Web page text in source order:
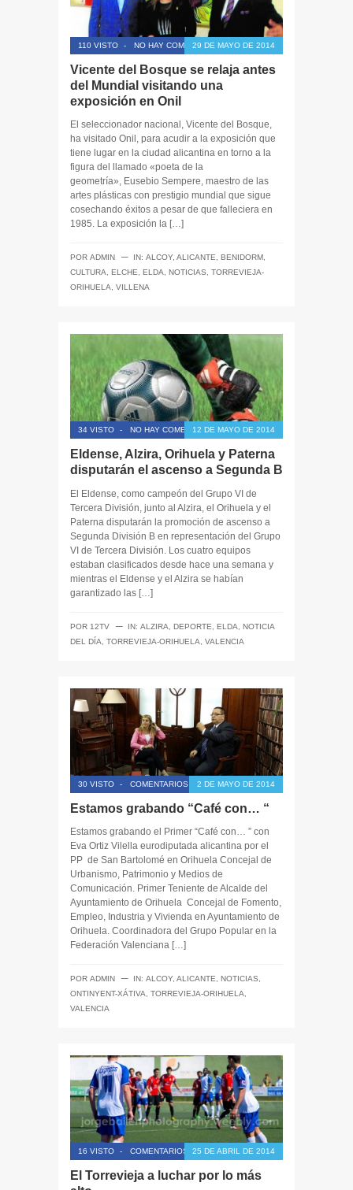
110 VISTO - NO HAY COMENTARIOS29 DE MAYO DE 2014
Vicente del Bosque se relaja antes
del Mundial visitando una
exposición en Onil
El seleccionador nacional, Vicente del Bosque,
ha visitado Onil, para acudir a la exposición que
tiene lugar en la ciudad alicantina en torno a la
figura del llamado «poeta de la
geometría», Eusebio Sempere, maestro de las
artes plásticas con prestigio mundial que sigue
cosechando éxitos a pesar de que falleciera en
1985. La exposición la […]
POR ADMIN ─ IN: ALCOY, ALICANTE, BENIDORM,
CULTURA, ELCHE, ELDA, NOTICIAS, TORREVIEJA-
ORIHUELA, VILLENA
34 VISTO - NO HAY COMENTARIOS12 DE MAYO DE 2014
Eldense, Alzira, Orihuela y Paterna
disputarán el ascenso a Segunda B
El Eldense, como campeón del Grupo VI de
Tercera División, junto al Alzira, el Orihuela y el
Paterna disputarán la promoción de ascenso a
Segunda División B en representación del Grupo
VI de Tercera División. Los cuatro equipos
estaban clasificados desde hace una semana y
mientras el Eldense y el Alzira se habían
garantizado las […]
POR 12TV ─ IN: ALZIRA DEPORTE ELDA
NOTICIA
DEL DÍA
TORREVIEJA-ORIHUELA VALENCIA
30 VISTO - COMENTARIOS CERRADOS2 DE MAYO DE 2014
Estamos grabando “Café con… “
Estamos grabando el Primer “Café con… ” con
Eva Ortiz Vilella eurodiputada alicantina por el
PP de San Bartolomé en Orihuela Concejal de
Urbanismo, Patrimonio y Medios de
Comunicación. Primer Teniente de Alcalde del
Ayuntamiento de Orihuela Concejal de Fomento,
Empleo, Industria y Vivienda en Ayuntamiento de
Orihuela. Coordinadora del Grupo Popular en la
Federación Valenciana […]
POR ADMIN ─ IN: ALCOY, ALICANTE NOTICIAS
ONTINYENT-XÁTIVA
TORREVIEJA-ORIHUELA
VALENCIA
16 VISTO - COMENTARIOS CERRADOS25 DE ABRIL DE 2014
El Torrevieja a luchar por lo más